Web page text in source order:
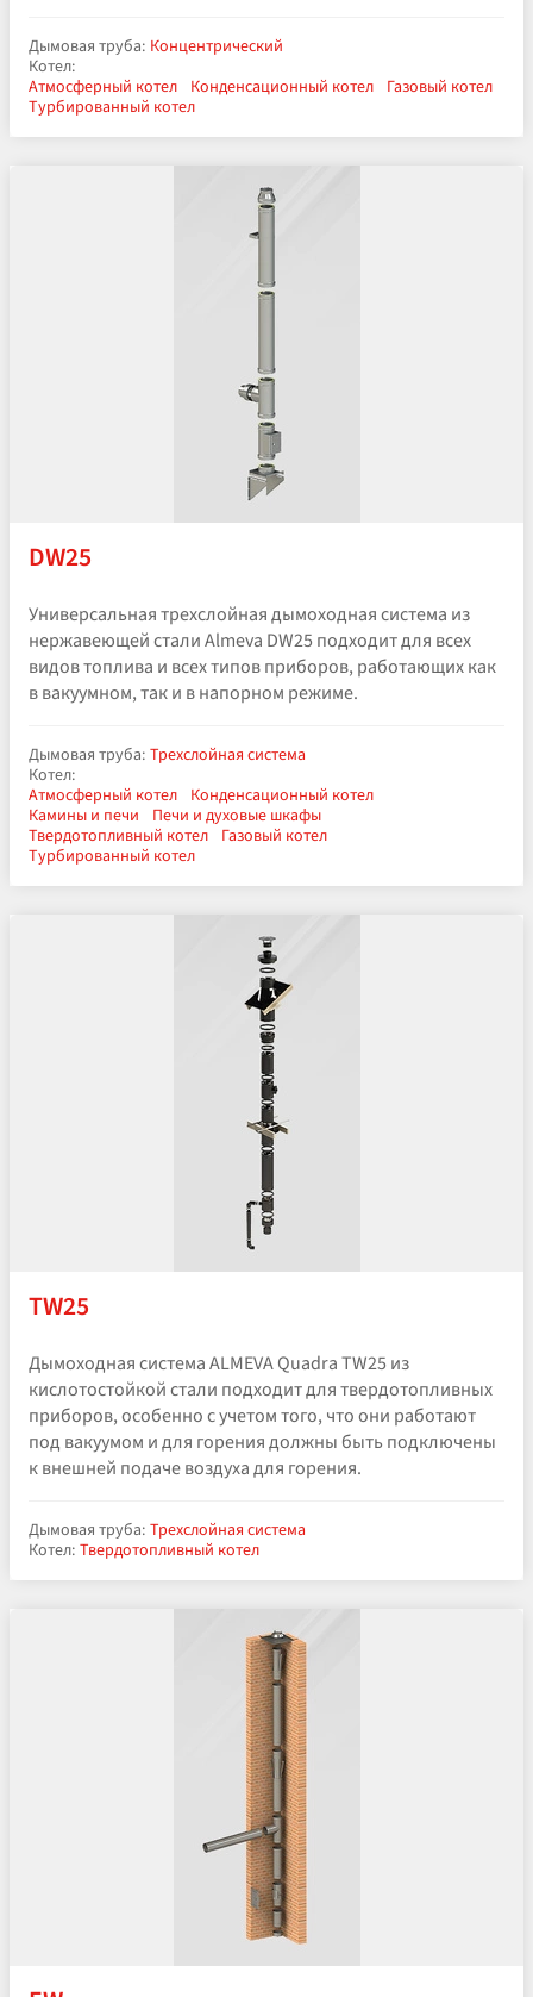
Дымовая труба: Концентрический
Котел:
Атмосферный котел Конденсационный котел Газовый котел
Турбированный котел
DW25
Универсальная трехслойная дымоходная система из
нержавеющей стали Almeva DW25 подходит для всех
видов топлива и всех типов приборов, работающих как
в вакуумном, так и в напорном режиме.
Дымовая труба: Трехслойная система
Котел:
Атмосферный котел Конденсационный котел
Камины и печи
Печи и духовые шкафы
Твердотопливный котел Газовый котел
Турбированный котел
TW25
Дымоходная система ALMEVA Quadra TW25 из
кислотостойкой стали подходит для твердотопливных
приборов, особенно с учетом того, что они работают
под вакуумом и для горения должны быть подключены
к внешней подаче воздуха для горения.
Дымовая труба: Трехслойная система
Котел: Твердотопливный котел